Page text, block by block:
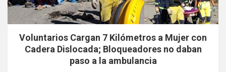
Voluntarios Cargan 7 Kilómetros a Mujer con
Cadera Dislocada; Bloqueadores no daban
paso a la ambulancia